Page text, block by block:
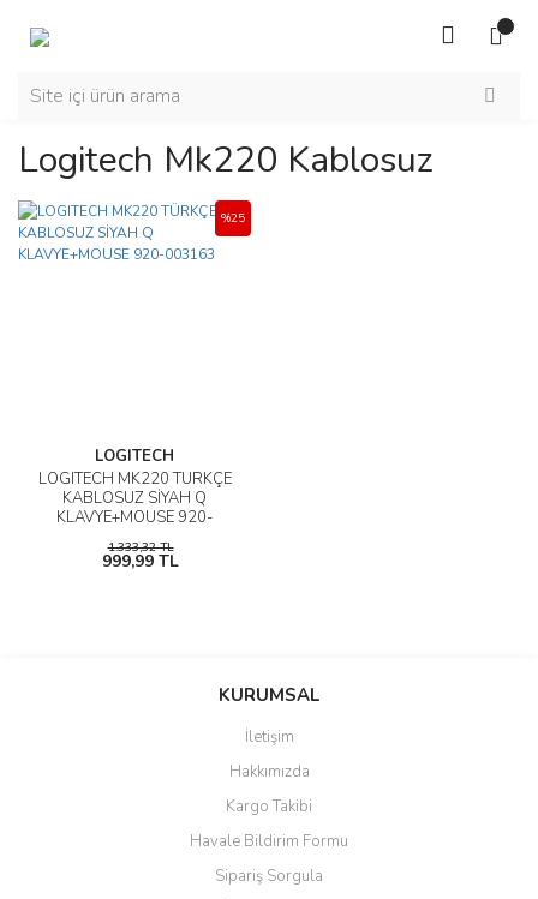
Logitech Mk220 Kablosuz
LOGITECH
LOGITECH MK220 TÜRKÇE
KABLOSUZ SİYAH Q
KLAVYE+MOUSE 920-
%25
1.333,32 TL
999,99 TL
KURUMSAL
İletişim
Hakkımızda
Kargo Takibi
Havale Bildirim Formu
Sipariş Sorgula